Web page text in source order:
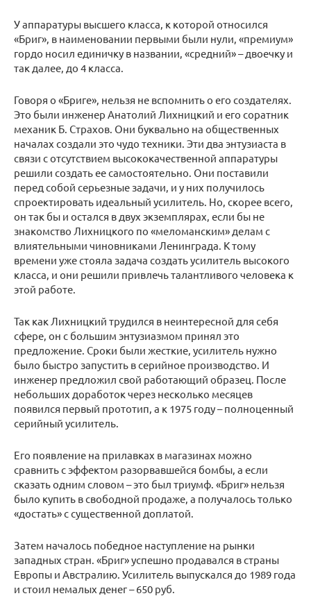
У аппаратуры высшего класса, к которой относился
«Бриг», в наименовании первыми были нули, «премиум»
гордо носил единичку в названии, «средний» – двоечку и
так далее, до 4 класса.
Говоря о «Бриге», нельзя не вспомнить о его создателях.
Это были инженер Анатолий Лихницкий и его соратник
механик Б. Страхов. Они буквально на общественных
началах создали это чудо техники. Эти два энтузиаста в
связи с отсутствием высококачественной аппаратуры
решили создать ее самостоятельно. Они поставили
перед собой серьезные задачи, и у них получилось
спроектировать идеальный усилитель. Но, скорее всего,
он так бы и остался в двух экземплярах, если бы не
знакомство Лихницкого по «меломанским» делам с
влиятельными чиновниками Ленинграда. К тому
времени уже стояла задача создать усилитель высокого
класса, и они решили привлечь талантливого человека к
этой работе.
Так как Лихницкий трудился в неинтересной для себя
сфере, он с большим энтузиазмом принял это
предложение. Сроки были жесткие, усилитель нужно
было быстро запустить в серийное производство. И
инженер предложил свой работающий образец. После
небольших доработок через несколько месяцев
появился первый прототип, а к 1975 году – полноценный
серийный усилитель.
Его появление на прилавках в магазинах можно
сравнить с эффектом разорвавшейся бомбы, а если
сказать одним словом – это был триумф. «Бриг» нельзя
было купить в свободной продаже, а получалось только
«достать» с существенной доплатой.
Затем началось победное наступление на рынки
западных стран. «Бриг» успешно продавался в страны
Европы и Австралию. Усилитель выпускался до 1989 года
и стоил немалых денег – 650 руб.